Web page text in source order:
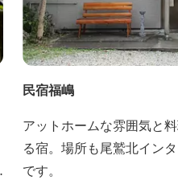
民宿福嶋
アットホームな雰囲気と
る宿。場所も尾鷲北イン
です。